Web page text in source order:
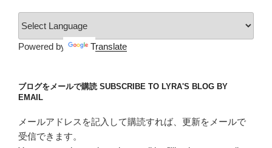
ー
Powered by Translate
ブログをメールで購読 SUBSCRIBE TO LYRA'S BLOG BY
EMAIL
メールアドレスを記入して購読すれば、更新をメールで
受信できます。